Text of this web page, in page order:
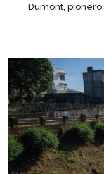
Dumont,